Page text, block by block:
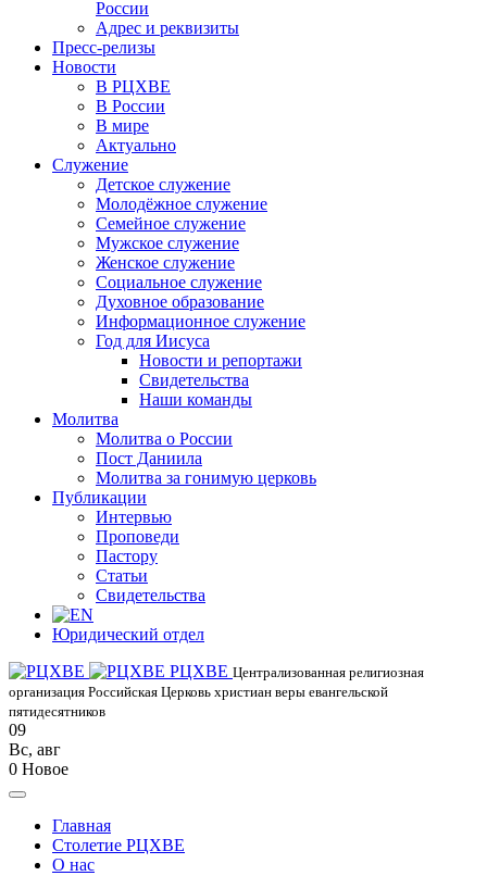
России
Адрес и реквизиты
Пресс-релизы
Новости
В РЦХВЕ
В России
В мире
Актуально
Служение
Детское служение
Молодёжное служение
Семейное служение
Мужское служение
Женское служение
Социальное служение
Духовное образование
Информационное служение
Год для Иисуса
Новости и репортажи
Свидетельства
Наши команды
Молитва
Молитва о России
Пост Даниила
Молитва за гонимую церковь
Публикации
Интервью
Проповеди
Пастору
Статьи
Свидетельства
Юридический отдел
РЦХВЕ Централизованная религиозная
организация Российская Церковь христиан веры евангельской
пятидесятников
09
Вс, авг
0 Новое
Главная
Столетие РЦХВЕ
О нас